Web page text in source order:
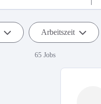
Arbeitszeit
65 Jobs